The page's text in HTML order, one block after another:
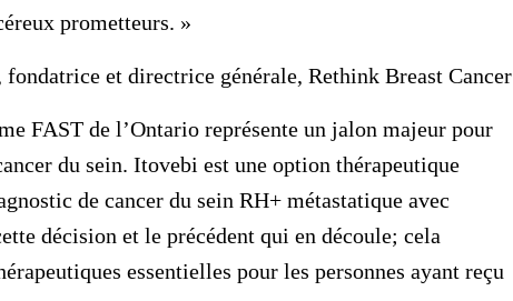
prometteurs. »
fondatrice et directrice générale, Rethink Breast Cancer
FAST de l’Ontario représente un jalon majeur pour
du sein. Itovebi est une option thérapeutique
de cancer du sein RH+ métastatique avec
décision et le précédent qui en découle; cela
essentielles pour les personnes ayant reçu